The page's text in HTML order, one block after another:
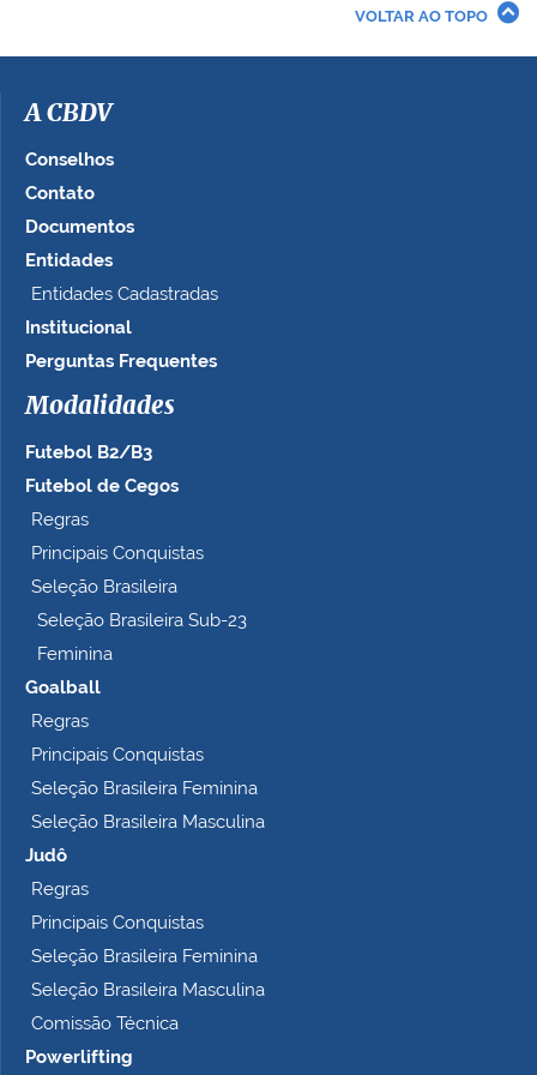
i
a
e
o
t
a
n
o
o
m
e
t
VOLTAR AO TOPO
A CBDV
Conselhos
Contato
Documentos
Entidades
Entidades Cadastradas
Institucional
Perguntas Frequentes
Modalidades
Futebol B2/B3
Futebol de Cegos
Regras
Principais Conquistas
Seleção Brasileira
Seleção Brasileira Sub-23
Feminina
Goalball
Regras
Principais Conquistas
Seleção Brasileira Feminina
Seleção Brasileira Masculina
Judô
Regras
Principais Conquistas
Seleção Brasileira Feminina
Seleção Brasileira Masculina
Comissão Técnica
Powerlifting